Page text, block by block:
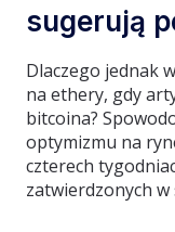
sugerują
Dlaczego jednak
na ethery, gdy
bitcoina?
optymizmu na
czterech
zatwierdzonych w